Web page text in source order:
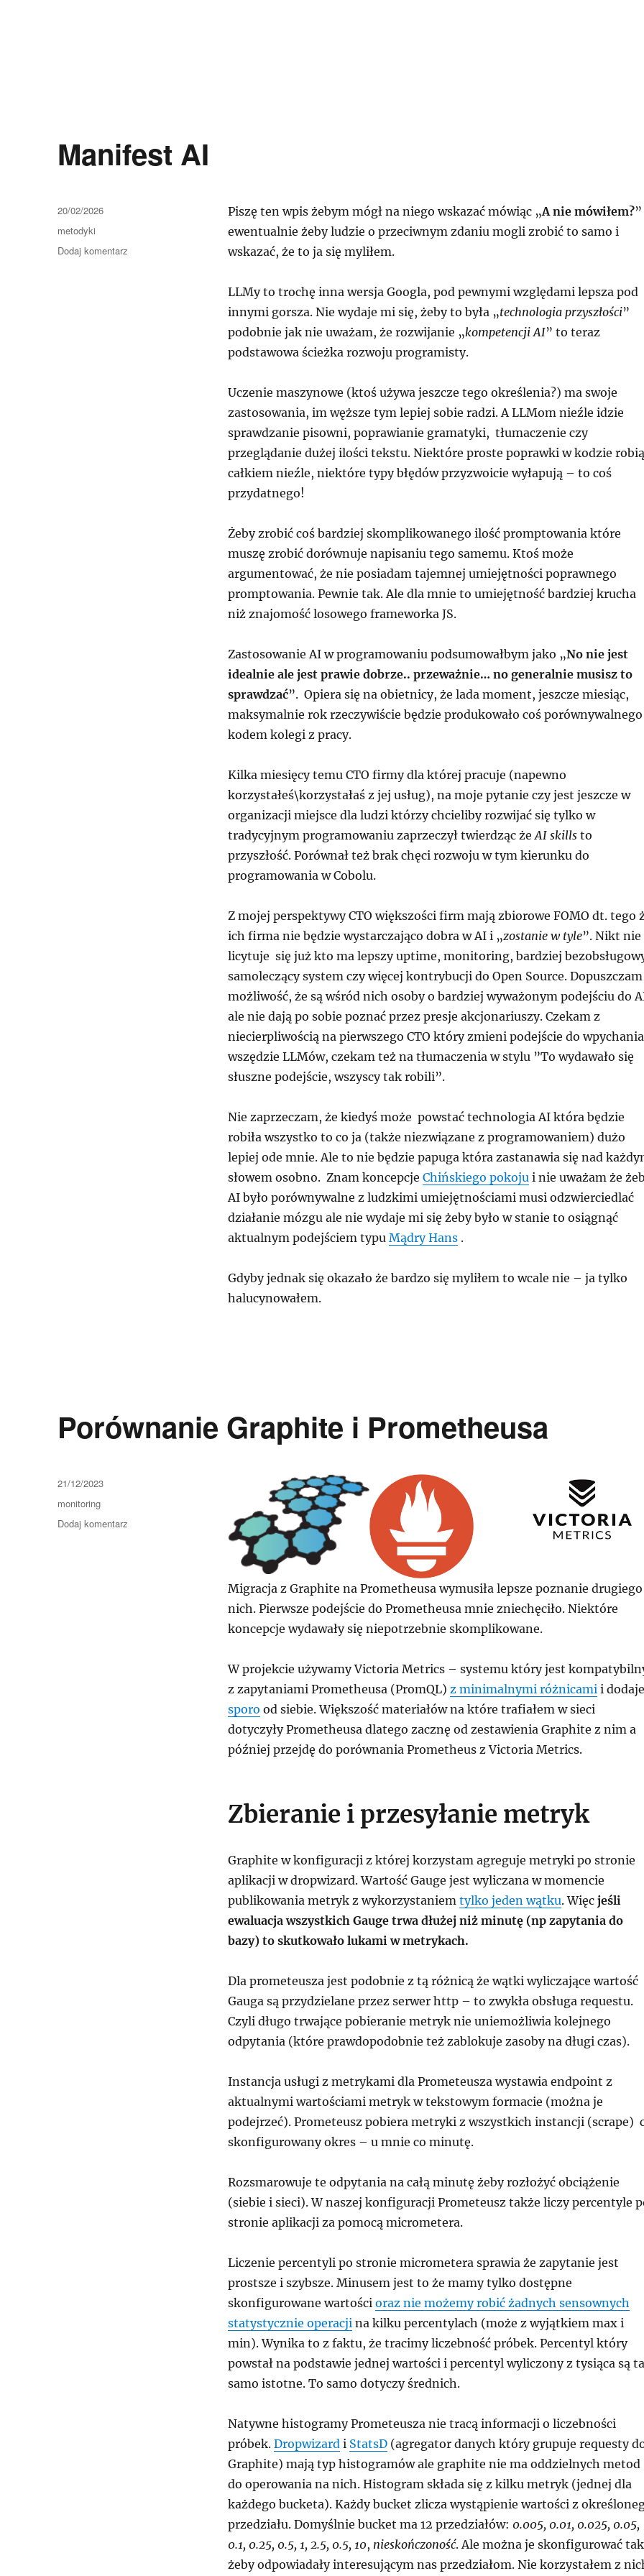
Manifest AI
Piszę ten wpis żebym mógł na niego wskazać mówiąc „A nie mówiłem?”
ewentualnie żeby ludzie o przeciwnym zdaniu mogli zrobić to samo i
wskazać, że to ja się myliłem.
LLMy to trochę inna wersja Googla, pod pewnymi względami lepsza pod
innymi gorsza. Nie wydaje mi się, żeby to była „technologia przyszłości”
podobnie jak nie uważam, że rozwijanie „kompetencji AI” to teraz
podstawowa ścieżka rozwoju programisty.
Uczenie maszynowe (ktoś używa jeszcze tego określenia?) ma swoje
zastosowania, im węższe tym lepiej sobie radzi. A LLMom nieźle idzie
sprawdzanie pisowni, poprawianie gramatyki, tłumaczenie czy
przeglądanie dużej ilości tekstu. Niektóre proste poprawki w kodzie robią
całkiem nieźle, niektóre typy błędów przyzwoicie wyłapują – to coś
przydatnego!
Żeby zrobić coś bardziej skomplikowanego ilość promptowania które
muszę zrobić dorównuje napisaniu tego samemu. Ktoś może
argumentować, że nie posiadam tajemnej umiejętności poprawnego
promptowania. Pewnie tak. Ale dla mnie to umiejętność bardziej krucha
niż znajomość losowego frameworka JS.
Zastosowanie AI w programowaniu podsumowałbym jako „No nie jest
idealnie ale jest prawie dobrze.. przeważnie… no generalnie musisz to
sprawdzać”. Opiera się na obietnicy, że lada moment, jeszcze miesiąc,
maksymalnie rok rzeczywiście będzie produkowało coś
kodem kolegi z pracy.
Kilka miesięcy temu CTO firmy dla której pracuje (napewno
korzystałeś\korzystałaś z jej usług), na moje pytanie czy jest jeszcze w
organizacji miejsce dla ludzi którzy chcieliby rozwijać się tylko w
tradycyjnym programowaniu zaprzeczył twierdząc żeAI skills to
przyszłość. Porównał też brak chęci rozwoju w tym kierunku do
programowania w Cobolu.
Z mojej perspektywy CTO większości firm mają zbiorowe FOMO dt. tego
ich firma nie będzie wystarczająco dobra w AI i „zostanie w tyle”. Nikt nie
licytuje się już kto ma lepszy uptime, monitoring, bardziej
samoleczący system czy więcej kontrybucji do Open Source. Dopuszczam
możliwość, że są wśród nich osoby o bardziej wyważonym podejściu do
ale nie dają po sobie poznać przez presje akcjonariuszy. Czekam z
niecierpliwością na pierwszego CTO który zmieni podejście do wpychania
wszędzie LLMów, czekam też na tłumaczenia w stylu ”To wydawało się
słuszne podejście, wszyscy tak robili”.
Nie zaprzeczam, że kiedyś może powstać technologia AI która będzie
robiła wszystko to co ja (także niezwiązane z programowaniem) dużo
lepiej ode mnie. Ale to nie będzie papuga która zastanawia się nad
słowem osobno. Znam koncepcje Chińskiego pokojui nie uważam że
AI było porównywalne z ludzkimi umiejętnościami musi odzwierciedlać
działanie mózgu ale nie wydaje mi się żeby było w stanie to osiągnąć
aktualnym podejściem typu Mądry Hans.
Gdyby jednak się okazało że bardzo się myliłem to wcale nie – ja tylko
halucynowałem.
Data
publikacji
20/02/2026
Kategorie
metodyki
Dodaj komentarz
Porównanie Graphite i Prometheusa
Migracja z Graphite na Prometheusa wymusiła lepsze poznanie
nich. Pierwsze podejście do Prometheusa mnie zniechęciło. Niektóre
koncepcje wydawały się niepotrzebnie skomplikowane.
W projekcie używamy Victoria Metrics – systemu który jest
z zapytaniami Prometheusa (PromQL) z minimalnymi różnicamii dodaje
sporo od siebie. Większość materiałów na które trafiałem w sieci
dotyczyły Prometheusa dlatego zacznę od zestawienia Graphite z nim a
później przejdę do porównania Prometheus z Victoria Metrics.
Zbieranie i przesyłanie metryk
Graphite w konfiguracji z której korzystam agreguje metryki po stronie
aplikacji w dropwizard. Wartość Gauge jest wyliczana w momencie
publikowania metryk z wykorzystaniem tylko jeden wątku. Więc jeśli
ewaluacja wszystkich Gauge trwa dłużej niż minutę (np zapytania do
bazy) to skutkowało lukami w metrykach.
Dla prometeusza jest podobnie z tą różnicą że wątki wyliczające wartość
Gauga są przydzielane przez serwer http – to zwykła obsługa requestu.
Czyli długo trwające pobieranie metryk nie uniemożliwia kolejnego
odpytania (które prawdopodobnie też zablokuje zasoby na długi czas).
Instancja usługi z metrykami dla Prometeusza wystawia endpoint z
aktualnymi wartościami metryk w tekstowym formacie (można je
podejrzeć). Prometeusz pobiera metryki z wszystkich instancji (scrape)
skonfigurowany okres – u mnie co minutę.
Rozsmarowuje te odpytania na całą minutę żeby rozłożyć obciążenie
(siebie i sieci). W naszej konfiguracji Prometeusz także liczy percentyle
stronie aplikacji za pomocą micrometera.
Liczenie percentyli po stronie micrometera sprawia że zapytanie jest
prostsze i szybsze. Minusem jest to że mamy tylko dostępne
skonfigurowane wartości oraz nie możemy robić żadnych sensownych
statystycznie operacjina kilku percentylach (może z wyjątkiem max i
min). Wynika to z faktu, że tracimy liczebność próbek. Percentyl który
powstał na podstawie jednej wartości i percentyl wyliczony z tysiąca są
samo istotne. To samo dotyczy średnich.
Natywne histogramy Prometeusza nie tracą informacji o liczebności
próbek. Dropwizardi StatsD(agregator danych który grupuje requesty
Graphite) mają typ histogramów ale graphite nie ma oddzielnych metod
do operowania na nich. Histogram składa się z kilku metryk (jednej dla
każdego bucketa). Każdy bucket zlicza wystąpienie wartości z
przedziału. Domyślnie bucket ma 12 przedziałów: 0.005, 0.01, 0.025, 0.05,
0.1, 0.25, 0.5, 1, 2.5, 0.5, 10, nieskończoność. Ale można je skonfigurować tak
żeby odpowiadały interesującym nas przedziałom. Nie korzystałem z
Data
publikacji
21/12/2023
Kategorie
monitoring
Dodaj komentarz